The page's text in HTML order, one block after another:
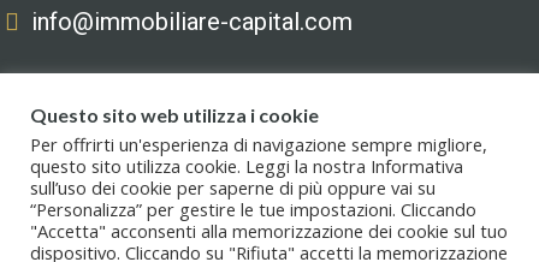
info@immobiliare-capital.com
Copyright © 2020. All Rights Reserved. Capital immobiliare S.r.l.s. | Le
immagini hanno valore puramente illustrativo. I prezzi e le informazioni
possono essere soggetti a modifiche.
Questo sito web utilizza i cookie
Per offrirti un'esperienza di navigazione sempre migliore,
questo sito utilizza cookie. Leggi la nostra Informativa
sull’uso dei cookie per saperne di più oppure vai su
“Personalizza” per gestire le tue impostazioni. Cliccando
"Accetta" acconsenti alla memorizzazione dei cookie sul tuo
dispositivo. Cliccando su "Rifiuta" accetti la memorizzazione